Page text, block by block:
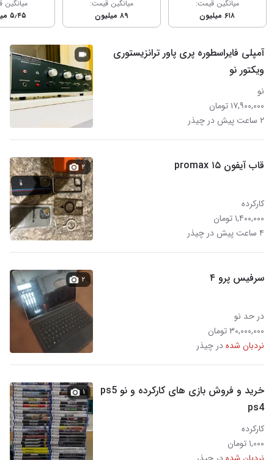
میانگین قیمت:
۶۱۸ میلیون
میانگین قیمت:
۸۹ میلیون
۵٫۴۵ میلیون
آمپلی فایراسطوره پری پاور ترانزیستوری
ویکتور نو
نو
۱۷,۹۰۰,۰۰۰ تومان
۲ ساعت پیش در چیذر
قاب آیفون ۱۵ promax
کارکرده
۱,۴۰۰,۰۰۰ تومان
۴ ساعت پیش در چیذر
۲
سرفیس پرو ۴
در حد نو
۳۰,۰۰۰,۰۰۰ تومان
نردبان شدهدر چیذر
۲
خرید و فروش بازی های کارکرده و نو ps5
ps4
کارکرده
۱,۰۰۰ تومان
۱